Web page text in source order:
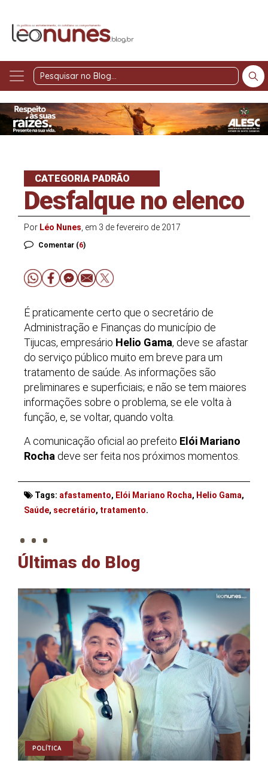
Pesquisar
Blog
CATEGORIA PADRÃO
Desfalque no elenco
Por Léo Nunes , em 3 de fevereiro de 2017
Comentar (6)
É praticamente certo que o secretário de
Administração e Finanças do município de
Tijucas, empresário Helio Gama, deve se afastar
do serviço público muito em breve para um
tratamento de saúde. As informações são
preliminares e superficiais; e não se tem maiores
informações sobre o problema, se ele volta à
função, e, se voltar, quando volta.
A comunicação oficial ao prefeito Elói Mariano
Rocha deve ser feita nos próximos momentos.
Tags: afastamento, Elói Mariano Rocha, Helio Gama,
Saúde, secretário, tratamento.
. . .
Últimas do Blog
POLÍTICA